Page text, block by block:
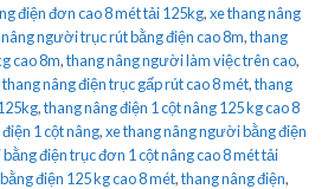
điện đơn cao 8 mét tải 125kg,xe thang nâng
người trục rút bằng điện cao 8m,thang
cao 8m,thang nâng người làm việc trên cao,
thang nâng điện trục gấp rút cao 8 mét,thang
,thang nâng điện 1 cột nâng 125 kg cao 8
1 cột nâng,xe thang nâng người bằng điện
điện trục đơn 1 cột nâng cao 8 mét tải
điện 125 kg cao 8 mét,thang nâng điện,